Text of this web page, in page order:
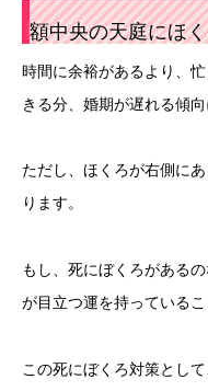
額中央の天庭にほ
時間に余裕があるより、
きる分、婚期が遅れる傾向
ただし、ほくろが右側に
ります。
もし、死にぼくろがある
が目立つ運を持っているこ
この死にぼくろ対策とし